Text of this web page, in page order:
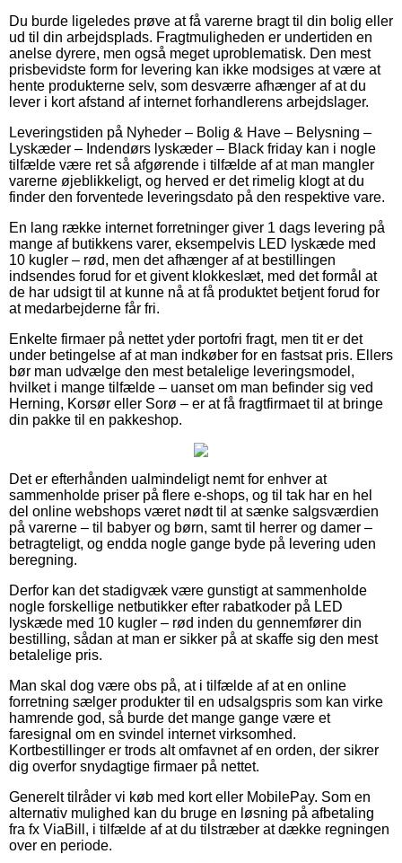
Du burde ligeledes prøve at få varerne bragt til din bolig eller
ud til din arbejdsplads. Fragtmuligheden er undertiden en
anelse dyrere, men også meget uproblematisk. Den mest
prisbevidste form for levering kan ikke modsiges at være at
hente produkterne selv, som desværre afhænger af at du
lever i kort afstand af internet forhandlerens arbejdslager.
Leveringstiden på Nyheder – Bolig & Have – Belysning –
Lyskæder – Indendørs lyskæder – Black friday kan i nogle
tilfælde være ret så afgørende i tilfælde af at man mangler
varerne øjeblikkeligt, og herved er det rimelig klogt at du
finder den forventede leveringsdato på den respektive vare.
En lang række internet forretninger giver 1 dags levering på
mange af butikkens varer, eksempelvis LED lyskæde med
10 kugler – rød, men det afhænger af at bestillingen
indsendes forud for et givent klokkeslæt, med det formål at
de har udsigt til at kunne nå at få produktet betjent forud for
at medarbejderne får fri.
Enkelte firmaer på nettet yder portofri fragt, men tit er det
under betingelse af at man indkøber for en fastsat pris. Ellers
bør man udvælge den mest betalelige leveringsmodel,
hvilket i mange tilfælde – uanset om man befinder sig ved
Herning, Korsør eller Sorø – er at få fragtfirmaet til at bringe
din pakke til en pakkeshop.
Det er efterhånden ualmindeligt nemt for enhver at
sammenholde priser på flere e-shops, og til tak har en hel
del online webshops været nødt til at sænke salgsværdien
på varerne – til babyer og børn, samt til herrer og damer –
betragteligt, og endda nogle gange byde på levering uden
beregning.
Derfor kan det stadigvæk være gunstigt at sammenholde
nogle forskellige netbutikker efter rabatkoder på LED
lyskæde med 10 kugler – rød inden du gennemfører din
bestilling, sådan at man er sikker på at skaffe sig den mest
betalelige pris.
Man skal dog være obs på, at i tilfælde af at en online
forretning sælger produkter til en udsalgspris som kan virke
hamrende god, så burde det mange gange være et
faresignal om en svindel internet virksomhed.
Kortbestillinger er trods alt omfavnet af en orden, der sikrer
dig overfor snydagtige firmaer på nettet.
Generelt tilråder vi køb med kort eller MobilePay. Som en
alternativ mulighed kan du bruge en løsning på afbetaling
fra fx ViaBill, i tilfælde af at du tilstræber at dække regningen
over en periode.